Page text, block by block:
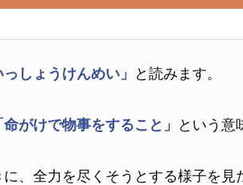
っしょうけんめい」 と読みます。
命がけで物事をすること」 という意
、全力を尽くそうとする様子を見